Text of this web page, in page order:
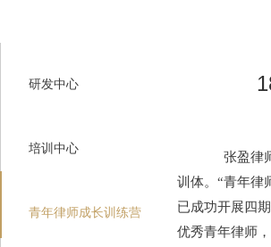
研发中心
培训中心
青年律师成长训练营
张盈律
训体。“青年律
已成功开展四期
优秀青年律师